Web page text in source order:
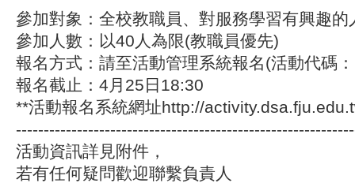
參加對象：全校教職員、對服務學習有興趣的
參加人數：以40人為限(教職員優先)
報名方式：請至活動管理系統報名(活動代碼
報名截止：4月25日18:30
**活動報名系統網址http://
活動資訊詳見附件，
若有任何疑問歡迎聯繫負責人